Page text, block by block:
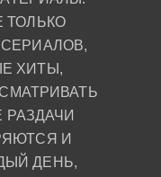
ТОЛЬКО
ХИТЫ,
РАЗДАЧИ
И
ДЕНЬ,